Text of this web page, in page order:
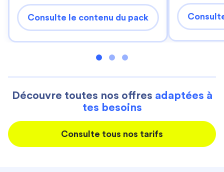
Consulte le contenu du pack
Découvre toutes nos offres adaptées à
tes besoins
Consulte tous nos tarifs